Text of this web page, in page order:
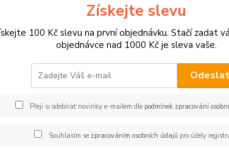
Froté prostěradla PD - 175g/m2 - 7 barev
160x200cm
Kč Od
Novinka Akce Doprava ZDARMA
Získejte slevu
100 Kč slevu na první objednávku. Stačí zadat
objednávce nad 1000 Kč je sleva vaše.
Odeslat
Přeji si odebírat novinky e-mailem dle podmínek zpracování
Souhlasím se zpracováním osobních údajůpro účely